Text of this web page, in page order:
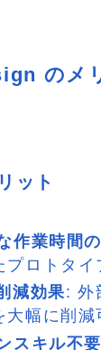
のメ
ット
作業時間
プロトタ
減効果: 外
大幅に削減
スキル不要